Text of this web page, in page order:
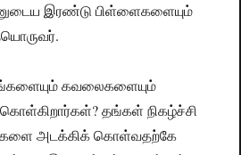
இரண்டு பிள்ளைகளையும்
கவலைகளையும்
தங்கள் நிகழ்ச்சி
அடக்கிக் கொள்வதற்கே